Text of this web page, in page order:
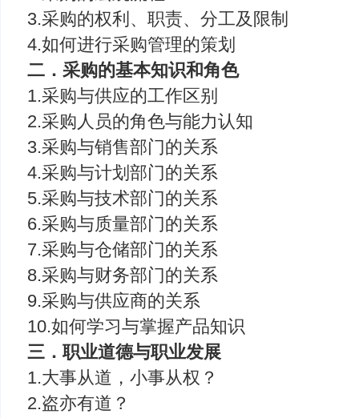
3.采购的权利、职责、分工及限制
4.如何进行采购管理的策划
二．采购的基本知识和角色
1.采购与供应的工作区别
2.采购人员的角色与能力认知
3.采购与销售部门的关系
4.采购与计划部门的关系
5.采购与技术部门的关系
6.采购与质量部门的关系
7.采购与仓储部门的关系
8.采购与财务部门的关系
9.采购与供应商的关系
10.如何学习与掌握产品知识
三．职业道德与职业发展
1.大事从道，小事从权？
2.盗亦有道？